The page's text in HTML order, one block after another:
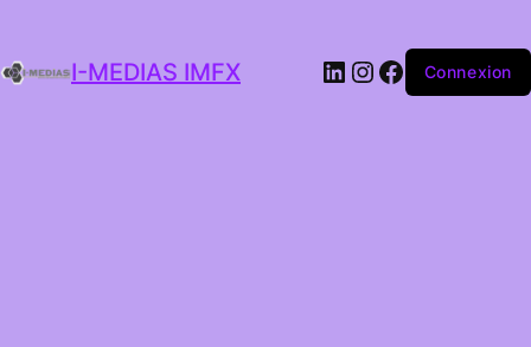
I-MEDIAS IMFX Connexion